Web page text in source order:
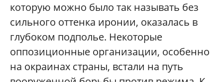
которую можно было так называть без
сильного оттенка иронии, оказалась в
глубоком подполье. Некоторые
оппозиционные организации, особенно
на окраинах страны, встали на путь